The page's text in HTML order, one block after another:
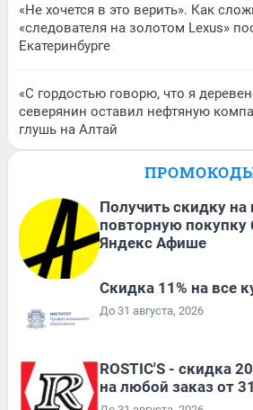
«Не хочется в это верить». Как
«следователя на золотом Lexus»
Екатеринбурге
«С гордостью говорю, что я
северянин оставил нефтяную
глушь на Алтай
Получить скидку на
повторную покупку
Яндекс Афише
Скидка 11% на все
До 31 августа, 2026
ROSTIC'S - скидка
на любой заказ от